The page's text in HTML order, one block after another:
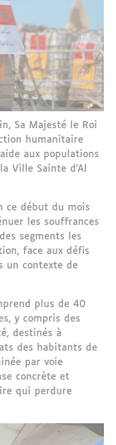
Sa Majesté le Roi
humanitaire
aux populations
Ville Sainte d'Al
ce début du mois
les souffrances
segments les
face aux défis
un contexte de
plus de 40
y compris des
destinés à
des habitants de
par voie
concrète et
qui perdure